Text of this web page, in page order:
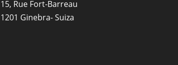
15, Rue Fort-Barreau
1201 Ginebra- Suiza